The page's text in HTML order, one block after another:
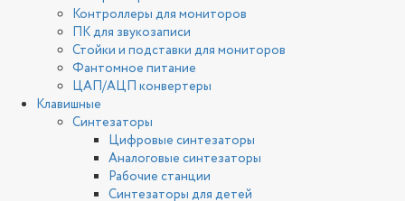
Контроллеры для мониторов
ПК для звукозаписи
Стойки и подставки для мониторов
Фантомное питание
ЦАП/АЦП конвертеры
Клавишные
Синтезаторы
Цифровые синтезаторы
Аналоговые синтезаторы
Рабочие станции
Синтезаторы для детей